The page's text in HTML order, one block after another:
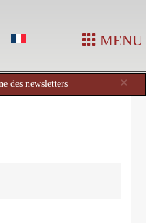
MENU
×
des newsletters